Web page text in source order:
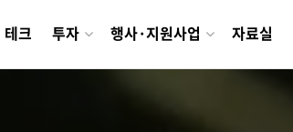
테크 투자 행사·지원사업 자료실